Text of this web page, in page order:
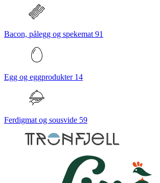
Bacon, pålegg og spekemat 91
Egg og eggprodukter 14
Ferdigmat og sousvide 59